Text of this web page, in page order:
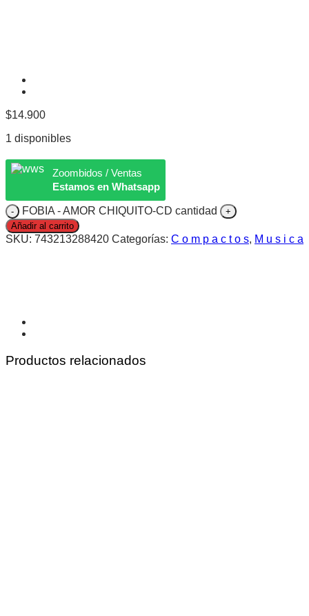
$14.900
1 disponibles
Zoombidos / Ventas
Estamos en Whatsapp
FOBIA - AMOR CHIQUITO-CD cantidad
Añadir al carrito
SKU: 743213288420 Categorías: C o m p a c t o s, M u s i c a
Productos relacionados